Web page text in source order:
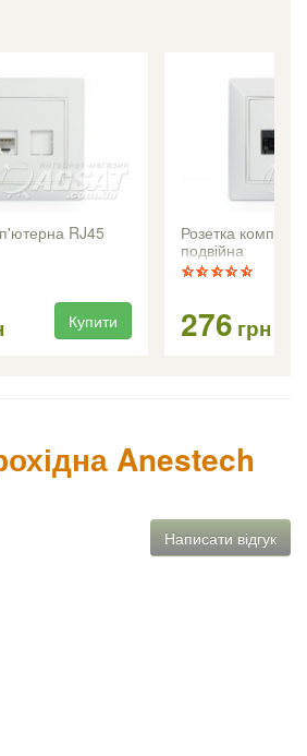
RJ45
Купити
Розетка
подвійна
276 грн
Anestech
Написати відгук